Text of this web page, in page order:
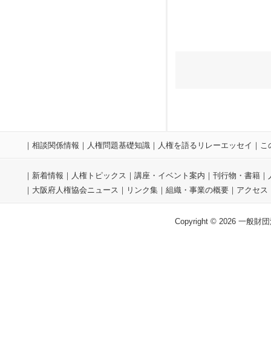
｜ 相談関係情報 ｜ 人権問題基礎知識 ｜ 人権を語るリレーエッセイ ｜ こ
｜ 新着情報 ｜ 人権トピックス ｜ 講座・イベント案内 ｜ 刊行物・書籍 ｜
｜ 大阪府人権協会ニュース ｜ リンク集 ｜ 組織・事業の概要 ｜ アクセス
Copyright © 2026 一般財